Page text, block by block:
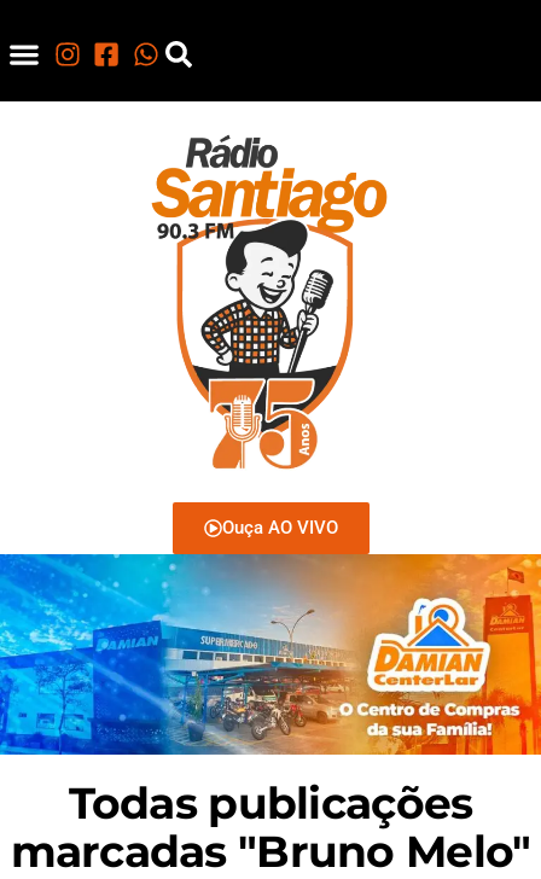
Ouça AO VIVO
Todas publicações
marcadas "Bruno Melo"